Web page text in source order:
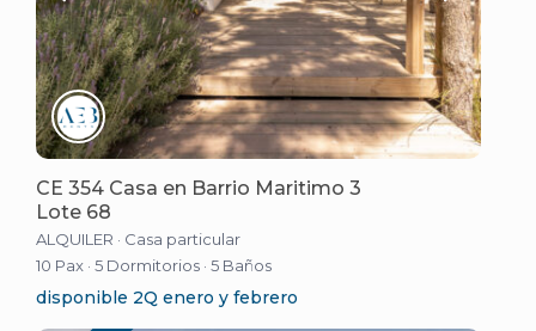
CE 354 Casa en Barrio Maritimo 3
Lote 68
ALQUILER · Casa particular
10 Pax · 5 Dormitorios · 5 Baños
disponible 2Q enero y febrero